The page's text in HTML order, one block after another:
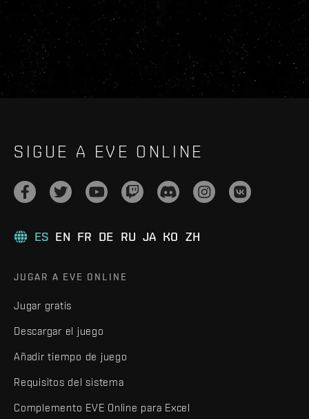
SIGUE A EVE ONLINE
ES EN FR DE RU JA KO ZH
JUGAR A EVE ONLINE
Jugar gratis
Descargar el juego
Añadir tiempo de juego
Requisitos del sistema
Complemento EVE Online para Excel